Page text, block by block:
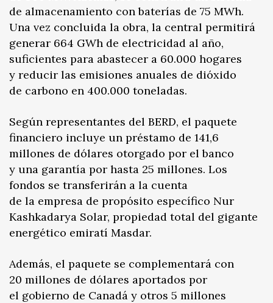
de almacenamiento con baterías de 75 MWh.
Una vez concluida la obra, la central permitirá
generar 664 GWh de electricidad al año,
suficientes para abastecer a 60.000 hogares
y reducir las emisiones anuales de dióxido
de carbono en 400.000 toneladas.
Según representantes del BERD, el paquete
financiero incluye un préstamo de 141,6
millones de dólares otorgado por el banco
y una garantía por hasta 25 millones. Los
fondos se transferirán a la cuenta
de la empresa de propósito específico Nur
Kashkadarya Solar, propiedad total del gigante
energético emiratí Masdar.
Además, el paquete se complementará con
20 millones de dólares aportados por
el gobierno de Canadá y otros 5 millones